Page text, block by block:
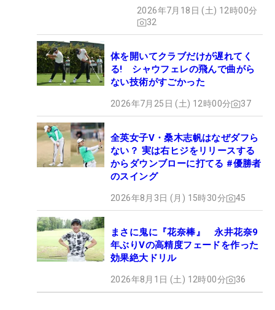
2026年7月18日 (土) 12時00分
32
体を開いてクラブだけが遅れてく
る! シャウフェレの飛んで曲がら
ない技術がすごかった
2026年7月25日 (土) 12時00分 37
全英女子V・桑木志帆はなぜダフら
ない？ 実は右ヒジをリリースする
からダウンブローに打てる #優勝者
のスイング
2026年8月3日 (月) 15時30分 45
まさに鬼に『花奈棒』 永井花奈9
年ぶりVの高精度フェードを作った
効果絶大ドリル
2026年8月1日 (土) 12時00分 36